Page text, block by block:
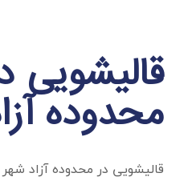
قالیشویی
محدوده
قالیشویی در محدوده آزاد شهر